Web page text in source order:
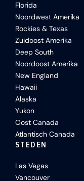
Florida
Noordwest Amerika
Rockies & Texas
Zuidoost Amerika
Deep South
Noordoost Amerika
New England
Hawaii
Alaska
Yukon
Oost Canada
Atlantisch Canada
STEDEN
Las Vegas
Vancouver